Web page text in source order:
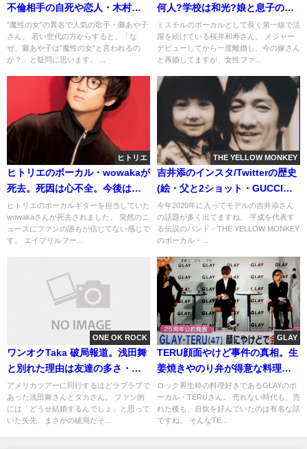
不倫相手の自死や恋人・木村一
八の逮捕
”魔性の女”の異名で人気の歌手・藤あや子
さん。 若い世代の方からすると、「な
ぜ、藤あや子は”魔性の女”と言われるの
か？」と疑問に思います。 ...
何人?学校は和光?娘と息子の現
在と5人目の噂
ミスチルのボーカルとして長く第一線で活
躍を続けている桜井和寿さん。 メジャー
デビューしてから一度離婚し、今の嫁さん
と再婚してますが、女性ファ...
ヒトリエ
ヒトリエのボーカル・wowakaが
死去。死因は心不全。今後は解
散or活動休止？
ヒトリエのボーカルギターを担当していた
wowakaさんが死去されました。 突然のニ
ュースにファンの誰もが信じてない感じで
す。 エイプリルフー...
THE YELLOW MONKEY
吉井添のインスタ/Twitterの歴史
(絵・父と2ショット・GUCCIコ
ーデ)画像
今年2020年に入ってモデルの吉井添さん
の話題が多く出てますね。 平成を代表す
る伝説のバンド・THE YELLOW MONKEY
のボーカル・...
ONE OK ROCK
ワンオクTaka 破局報道。浅田舞
と別れた理由は友達の多さ・二
人の時間0
アメリカツアーに同行するほどラブラブで
あった浅田舞さんとタカさん。 ファン的
には「どうせ結婚するんでしょ」と思って
いた矢先、まさかの破局だそ...
GLAY
TERU顔面やけど事件の真相。生
姜焼きやのり弁が得意な料理お
じさん
ロック界生粋の料理好きであるGLAYのボ
ーカル・TERUさん。 売れない時代も、売
れた後も、自炊を好んでいたのは有名な話
ですね。 そんなTE...